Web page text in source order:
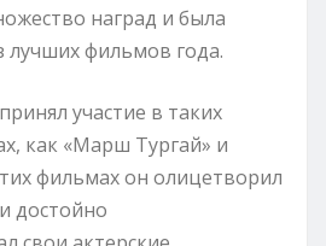
наград и была
лучших фильмов года.
участие в таких
как «Марш Тургай» и
фильмах он олицетворил
достойно